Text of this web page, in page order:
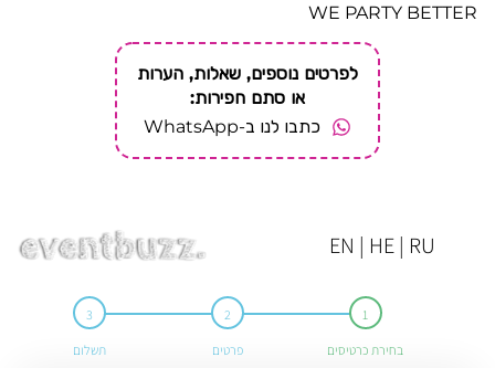
WE PARTY BETTER
לפרטים נוספים, שאלות, הערות
או סתם חפירות:
כתבו לנו ב-WhatsApp